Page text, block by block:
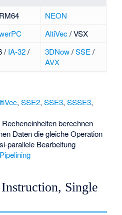
NEON
AltiVec/ VSX
/IA-32/
3DNow/SSE /
AVX
, SSE2, SSE3, SSSE3,
berechnen
Daten die gleiche Operation
parallele Bearbeitung
Pipelining
Single